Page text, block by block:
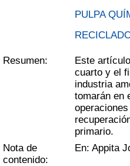
PULPA
Resumen:
Este
cuarto y el
industria
tomarán en
primario.
Nota de
contenido:
En: Appita